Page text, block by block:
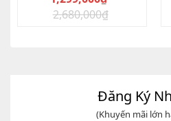
2,680,000₫
Giá
Giá
Đăng Ký
(Khuyến mãi lớn